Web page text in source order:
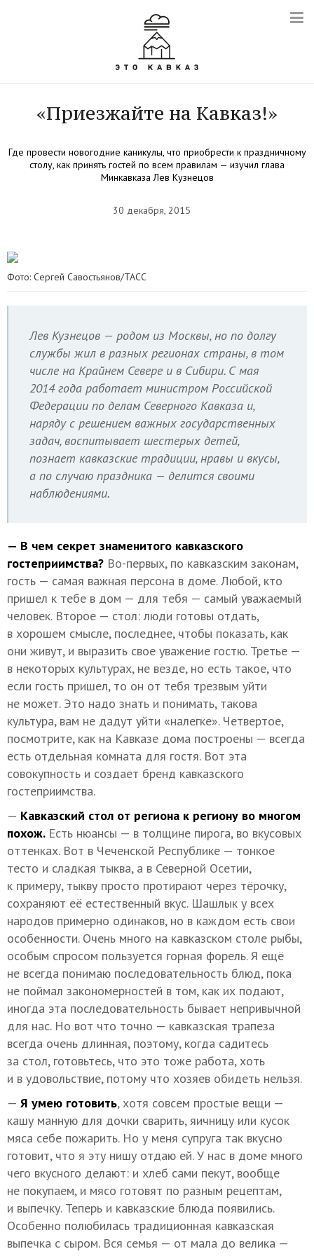
«Приезжайте на Кавказ!»
Где провести новогодние каникулы, что приобрести к праздничному
столу, как принять гостей по всем правилам — изучил глава
Минкавказа Лев Кузнецов
30 декабря, 2015
Фото: Сергей Савостьянов/ТАСС
Лев Кузнецов — родом из Москвы, но по долгу
службы жил в разных регионах страны, в том
числе на Крайнем Севере и в Сибири. С мая
2014 года работает министром Российской
Федерации по делам Северного Кавказа и,
наряду с решением важных государственных
задач, воспитывает шестерых детей,
познает кавказские традиции, нравы и вкусы,
а по случаю праздника — делится своими
наблюдениями.
— В чем секрет знаменитого кавказского
гостеприимства? Во-первых, по кавказским законам,
гость — самая важная персона в доме. Любой, кто
пришел к тебе в дом — для тебя — самый уважаемый
человек. Второе — стол: люди готовы отдать,
в хорошем смысле, последнее, чтобы показать, как
они живут, и выразить свое уважение гостю. Третье —
в некоторых культурах, не везде, но есть такое, что
если гость пришел, то он от тебя трезвым уйти
не может. Это надо знать и понимать, такова
культура, вам не дадут уйти «налегке». Четвертое,
посмотрите, как на Кавказе дома построены — всегда
есть отдельная комната для гостя. Вот эта
совокупность и создает бренд кавказского
гостеприимства.
— Кавказский стол от региона к региону во многом
похож. Есть нюансы — в толщине пирога, во вкусовых
оттенках. Вот в Чеченской Республике — тонкое
тесто и сладкая тыква, а в Северной Осетии,
к примеру, тыкву просто протирают через тёрочку,
сохраняют её естественный вкус. Шашлык у всех
народов примерно одинаков, но в каждом есть свои
особенности. Очень много на кавказском столе рыбы,
особым спросом пользуется горная форель. Я ещё
не всегда понимаю последовательность блюд, пока
не поймал закономерностей в том, как их подают,
иногда эта последовательность бывает непривычной
для нас. Но вот что точно — кавказская трапеза
всегда очень длинная, поэтому, когда садитесь
за стол, готовьтесь, что это тоже работа, хоть
и в удовольствие, потому что хозяев обидеть нельзя.
— Я умею готовить, хотя совсем простые вещи —
кашу манную для дочки сварить, яичницу или кусок
мяса себе пожарить. Но у меня супруга так вкусно
готовит, что я эту нишу отдаю ей. У нас в доме много
чего вкусного делают: и хлеб сами пекут, вообще
не покупаем, и мясо готовят по разным рецептам,
и выпечку. Теперь и кавказские блюда появились.
Особенно полюбилась традиционная кавказская
выпечка с сыром. Вся семья — от мала до велика —